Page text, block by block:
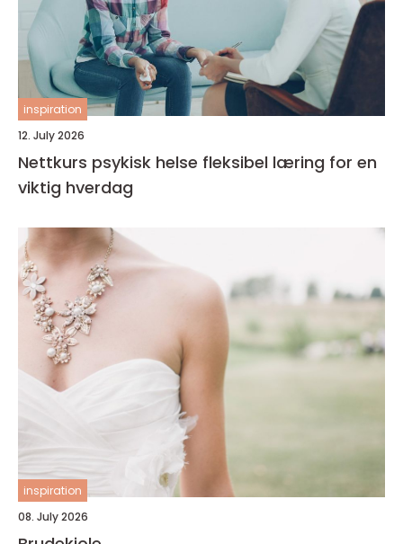
inspiration
12. July 2026
Nettkurs psykisk helse fleksibel læring for en
viktig hverdag
inspiration
08. July 2026